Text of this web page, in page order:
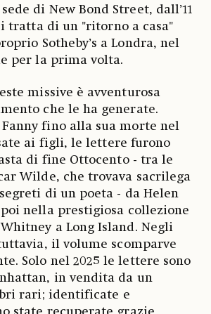
di New Bond Street, dall’11
tratta di un "ritorno a casa"
Sotheby’s a Londra, nel
per la prima volta.
missive è avventurosa
che le ha generate.
Fanny fino alla sua morte nel
ai figli, le lettere furono
di fine Ottocento - tra le
Wilde, che trovava sacrilega
di un poeta - da Helen
nella prestigiosa collezione
a Long Island. Negli
il volume scomparve
Solo nel 2025 le lettere sono
in vendita da un
rari; identificate e